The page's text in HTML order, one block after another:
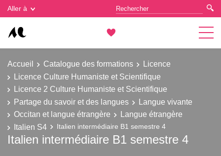
Aller à
Accueil Catalogue des formations
Licence
Licence Culture Humaniste et Scientifique
Licence 2 Culture Humaniste et Scientifique
Partage du savoir et des langues
Langue vivante
Occitan et langue étrangère
Langue étrangère
Italien S4
Italien intermédiaire B1 semestre 4
Italien intermédiaire B1 semestre 4
Gestion des cookies